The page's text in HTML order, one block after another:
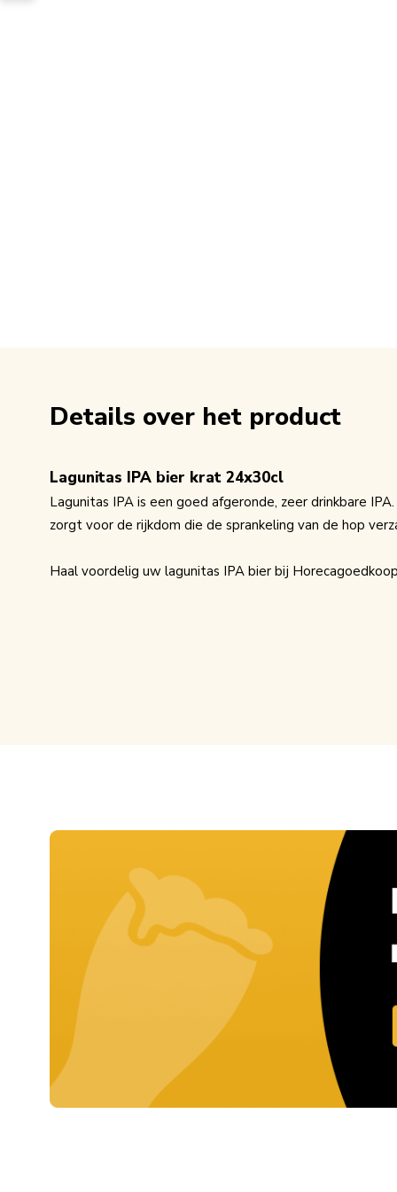
Details over het product
Lagunitas IPA bier krat 24x30cl
Lagunitas IPA is een goed afgeronde, zeer drinkbare
zorgt voor de rijkdom die de sprankeling van de hop
Haal voordelig uw lagunitas IPA bier bij